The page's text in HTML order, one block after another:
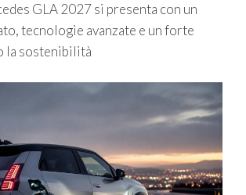
GLA 2027 si presenta con un
tecnologie avanzate e un forte
la sostenibilità